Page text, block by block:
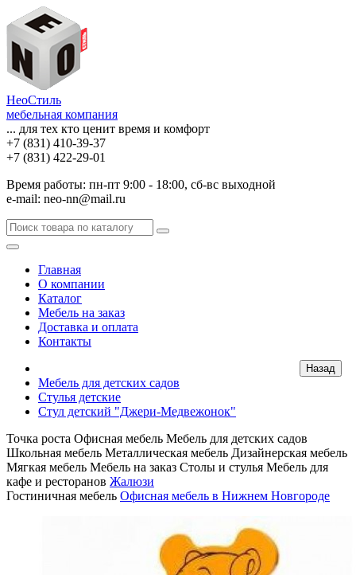
НеоСтиль
мебельная компания
... для тех кто ценит время и комфорт
+7 (831) 410-39-37
+7 (831) 422-29-01
Время работы: пн-пт 9:00 - 18:00, сб-вс выходной
e-mail: neo-nn@mail.ru
Главная
О компании
Каталог
Мебель на заказ
Доставка и оплата
Контакты
Мебель для детских садов
Стулья детские
Стул детский "Джери-Медвежонок"
Точка роста Офисная мебель Мебель для детских садов
Школьная мебель Металлическая мебель Дизайнерская мебель
Мягкая мебель Мебель на заказ Столы и стулья Мебель для
кафе и ресторанов Жалюзи
Гостиничная мебель Офисная мебель в Нижнем Новгороде